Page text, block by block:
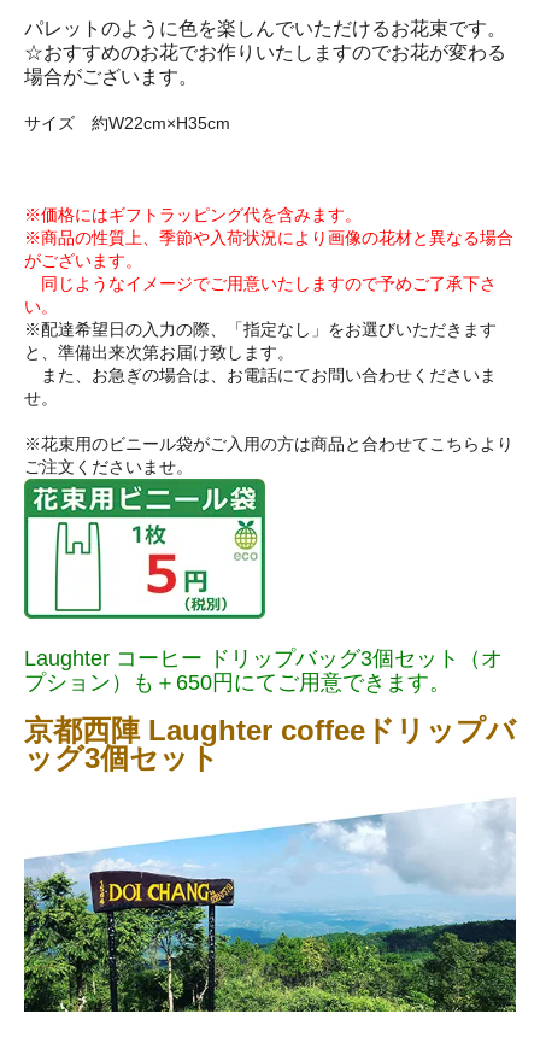
パレットのように色を楽しんでいただけるお花束です。
☆おすすめのお花でお作りいたしますのでお花が変わる
場合がございます。
サイズ 約W22cm×H35cm
※価格にはギフトラッピング代を含みます。
※商品の性質上、季節や入荷状況により画像の花材と異なる場合
がございます。
同じようなイメージでご用意いたしますので予めご了承下さ
い。
※配達希望日の入力の際、「指定なし」をお選びいただきます
と、準備出来次第お届け致します。
また、お急ぎの場合は、お電話にてお問い合わせくださいま
せ。
※花束用のビニール袋がご入用の方は商品と合わせてこちらより
ご注文くださいませ。
Laughter コーヒー ドリップバッグ3個セット（オ
プション）も＋650円にてご用意できます。
京都西陣 Laughter coffeeドリップバ
ッグ3個セット